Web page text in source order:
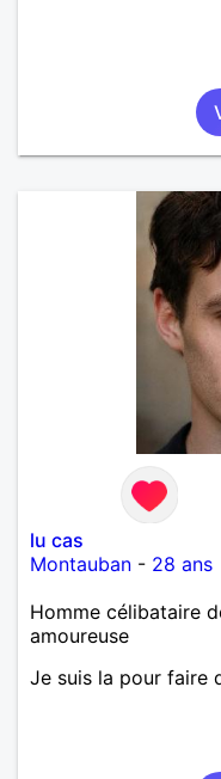
lu cas
Montauban - 28 ans
Homme célibataire
amoureuse
Je suis la pour faire